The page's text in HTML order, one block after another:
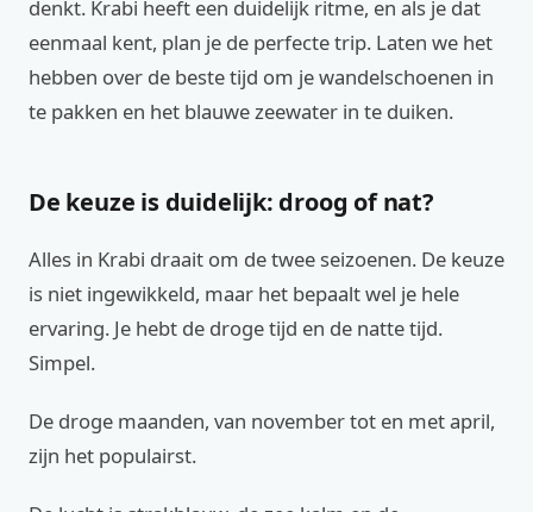
denkt. Krabi heeft een duidelijk ritme, en als je dat
eenmaal kent, plan je de perfecte trip. Laten we het
hebben over de beste tijd om je wandelschoenen in
te pakken en het blauwe zeewater in te duiken.
De keuze is duidelijk: droog of nat?
Alles in Krabi draait om de twee seizoenen. De keuze
is niet ingewikkeld, maar het bepaalt wel je hele
ervaring. Je hebt de droge tijd en de natte tijd.
Simpel.
De droge maanden, van november tot en met april,
zijn het populairst.